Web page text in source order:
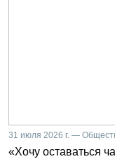
31 июля 2026 г. —
«Хочу оставаться